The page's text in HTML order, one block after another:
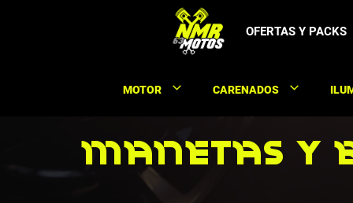
OFERTAS Y PACKS
MOTOR CARENADOS
Manetas y